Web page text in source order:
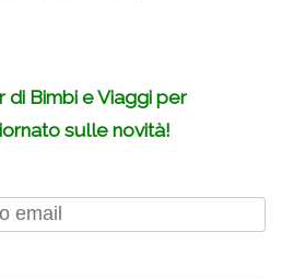
Bimbi e Viaggi per
sulle novità!